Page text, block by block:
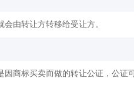
由转让方转移给受让方。
商标买卖而做的转让公证，公证